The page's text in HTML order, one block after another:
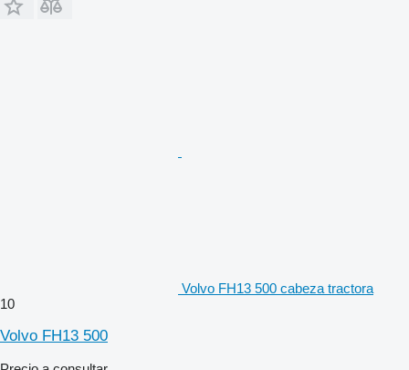
Volvo FH13 500 cabeza tractora
10
Volvo FH13 500